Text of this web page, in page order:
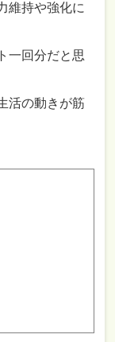
維持や強化に
一回分だと思
活の動きが筋